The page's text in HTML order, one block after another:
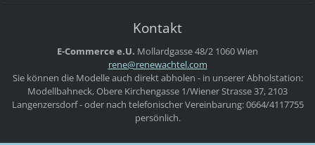
Kontakt
E-Commerce e.U. Mollardgasse 48/2 1060 Wien
rene@renewachtel.com
Sie können die Modelle auch direkt abholen - in unserer Abholstation:
Modellbahneck, Obere Kirchengasse 1/Wiener Strasse 37, 2103
Langenzersdorf - oder nach telefonischer Vereinbarung: 0664/4117755
persönlich.